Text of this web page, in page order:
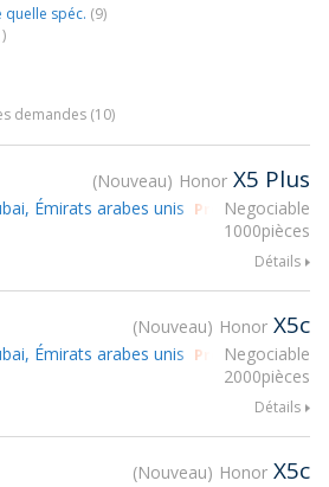
spéc. (9)
demandes (10)
Nouveau Honor X5 Plus
Negociable
1000pièces
Émirats arabes unis Prendre part à
Détails
Nouveau Honor X5c
Negociable
2000pièces
Émirats arabes unis Prendre part à
Détails
Nouveau Honor X5c